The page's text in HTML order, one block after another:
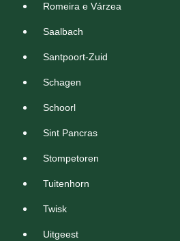
Romeira e Várzea
Saalbach
Santpoort-Zuid
Schagen
Schoorl
Sint Pancras
Stompetoren
Tuitenhorn
Twisk
Uitgeest